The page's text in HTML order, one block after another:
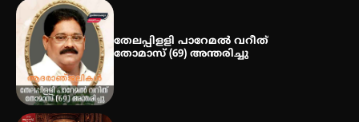
മെഡിക്കൽ ക്യാമ്പ്
തേലപ്പിളളി പാറേമൽ വറീത്
തോമാസ് (69) അന്തരിച്ചു